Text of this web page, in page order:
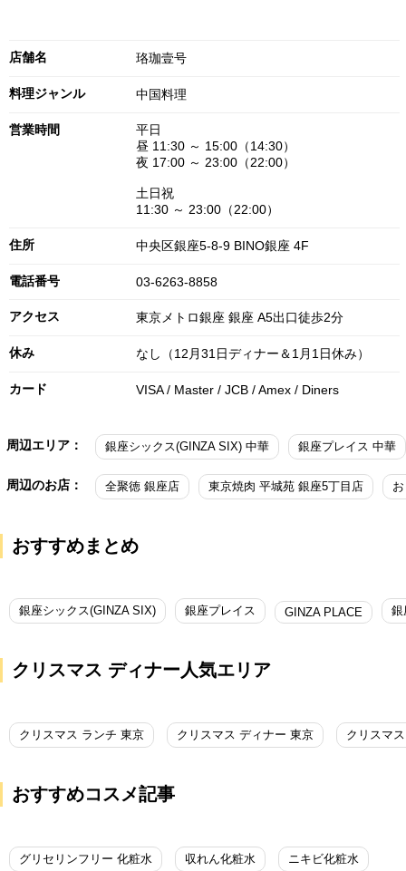
店舗名 珞珈壹号
料理ジャンル 中国料理
営業時間
平日
昼 11:30 ～ 15:00（14:30）
夜 17:00 ～ 23:00（22:00）
土日祝
11:30 ～ 23:00（22:00）
住所 中央区銀座5-8-9 BINO銀座 4F
電話番号 03-6263-8858
アクセス 東京メトロ銀座 銀座 A5出口徒歩2分
休み なし（12月31日ディナー＆1月1日休み）
カード VISA / Master / JCB / Amex / Diners
周辺エリア： 銀座シックス(GINZA SIX) 中華 銀座プレイス 中華
周辺のお店： 全聚徳 銀座店 東京焼肉 平城苑 銀座5丁目店
おすすめまとめ
銀座シックス(GINZA SIX) 銀座プレイス GINZA PLACE 銀
クリスマス ディナー人気エリア
クリスマス ランチ 東京 クリスマス ディナー 東京 クリスマ
おすすめコスメ記事
グリセリンフリー 化粧水 収れん化粧水 ニキビ化粧水